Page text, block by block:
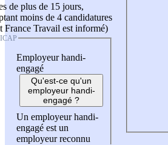
de plus de 15 jours,
moins de 4 candidatures
France Travail est informé)
Employeur handi-
engagé
Qu'est-ce qu'un
employeur handi-
engagé ?
Un employeur handi-
engagé est un
employeur reconnu